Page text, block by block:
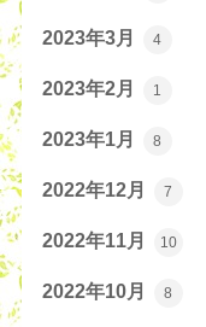
2023年3月 4
2023年2月 1
2023年1月 8
2022年12月 7
2022年11月 10
2022年10月 8